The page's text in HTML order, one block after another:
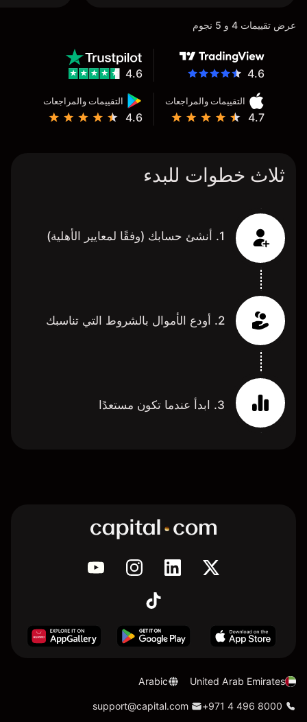
عرض تقييمات 4 و 5 نجوم
4.6
التقييمات والمراجعات
4.7
التقييمات والمراجعات
4.6
4.6
ثلاث خطوات للبدء
1. أنشئ حسابك (وفقًا لمعايير الأهلية)
2. أودع الأموال بالشروط التي تناسبك
3. ابدأ عندما تكون مستعدًا
United Arab Emirates
Arabic
+971 4 496 8000
support@capital.com